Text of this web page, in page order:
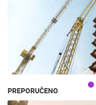
PREPORUČENO